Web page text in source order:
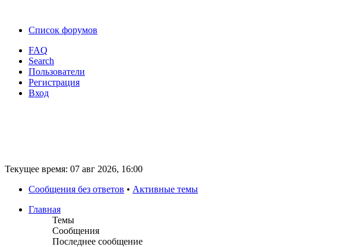
Список форумов
FAQ
Search
Пользователи
Регистрация
Вход
Текущее время: 07 авг 2026, 16:00
Сообщения без ответов • Активные темы
Главная
Темы
Сообщения
Последнее сообщение